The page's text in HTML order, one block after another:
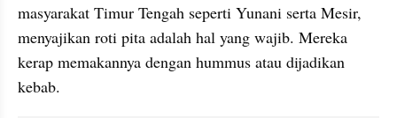
masyarakat Timur Tengah seperti Yunani serta Mesir,
menyajikan roti pita adalah hal yang wajib. Mereka
kerap memakannya dengan hummus atau dijadikan
kebab.